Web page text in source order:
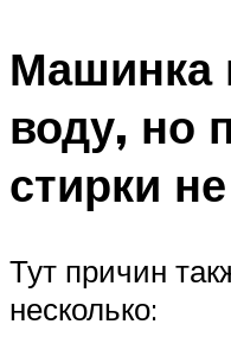
Машинка
воду, но
стирки
Тут причин
несколько: